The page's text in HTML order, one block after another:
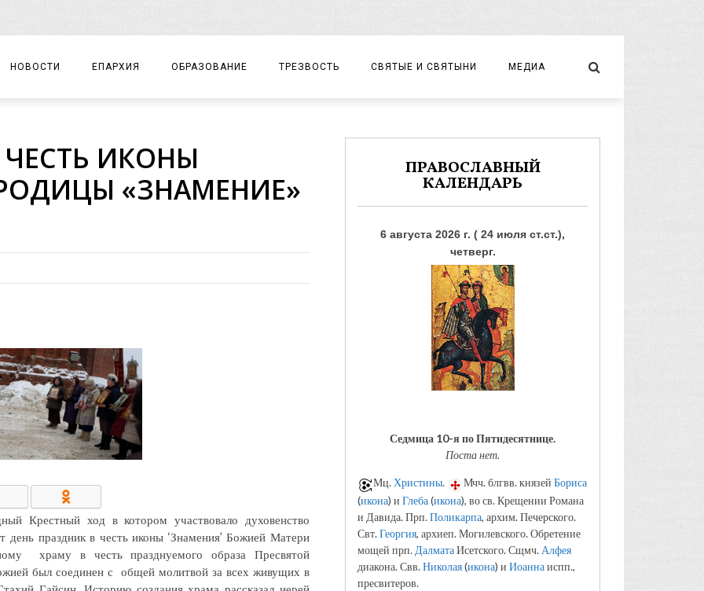
НОВОСТИ ЕПАРХИЯ
ЕПАРХИАЛЬНОЕ УПРАВЛЕНИЕ
ДОКУМЕНТЫ
ДУХОВЕНСТВО
БЛАГОЧИНИЯ
МАТЕРИАЛЫ
КОНТАКТЫ/РЕКВИЗИТЫ
ОБРАЗОВАНИЕ
ЦЕНТР «ВОЗРОЖДЕНИЕ»
ДЕТСКИЙ ТУРИЗМ
ТРЕЗВОСТЬ
ЗАМЕТКИ
СВЯТЫЕ И СВЯТЫНИ МЕДИА
ФОТО
ИКОНЫ
«ЗНАМЕНИЕ»
Крестный ход в котором участвовало духовенство
праздник в честь иконы ‘Знамения’ Божией Матери
храму в честь празднуемого образа Пресвятой
был соединен с общей молитвой за всех живущих в
ПРАВОСЛАВНЫЙ
КАЛЕНДАРЬ
6 августа 2026 г. ( 24 июля ст.ст.),
четверг.
Седмица 10-я по Пятидесятнице.
Поста нет.
Мц. Христины. Мчч. блгвв. князей Бориса
(икона) и Глеба(икона), во св. Крещении Романа
и Давида. Прп.Поликарпа, архим. Печерского.
Свт.Георгия, архиеп. Могилевского. Обретение
мощей прп. ДалматаИсетского. Сщмч. Алфея
диакона. Свв.Николая(икона) и Иоаннаиспп.,
пресвитеров.